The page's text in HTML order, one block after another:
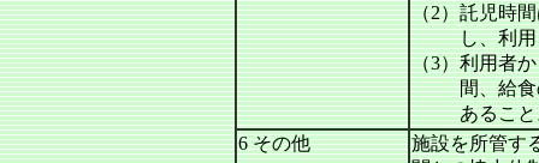
（2）託児時
し、利
（3）利用者
間、給
あるこ
6 その他
施設を所管す